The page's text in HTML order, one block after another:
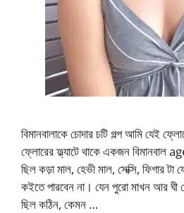
বিমানবালাকে চোদার চটি গল্প আমি যেই
ফ্লোরের ফ্ল্যাটে থাকে একজন বিমানবাল
ছিল কড়া মাল, হেভী মাল, সেক্সি, ফিগার টা
কইতে পারবেন না। যেন পুরো মাখন আর ঘী
ছিল কঠিন, কেমন …